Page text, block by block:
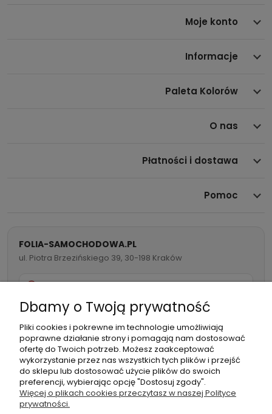
Moje konto
Informacje
Paleta Kolorów
O nas
Płatności i dostawa
Pomoc
FOLIA-SAMOCHODOWA.PL
ul. Piotra Brzezińskiego 39, 30-198 Kraków
732 082 998
info@folia-samochodowa.pl
Podmiot
odpowiedzialny:
Folia samochodowa Zachariasz
Sp.k.
Dbamy o Twoją prywatność
Pliki cookies i pokrewne im technologie umożliwiają
poprawne działanie strony i pomagają nam dostosować
ofertę do Twoich potrzeb. Możesz zaakceptować
wykorzystanie przez nas wszystkich tych plików i przejść
do sklepu lub dostosować użycie plików do swoich
preferencji, wybierając opcję "Dostosuj zgody".
Więcej o plikach cookies przeczytasz w naszej Polityce
prywatności.